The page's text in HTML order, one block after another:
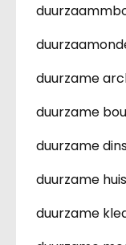
duurzame
duurzame
duurzame
duurzame
duurzame